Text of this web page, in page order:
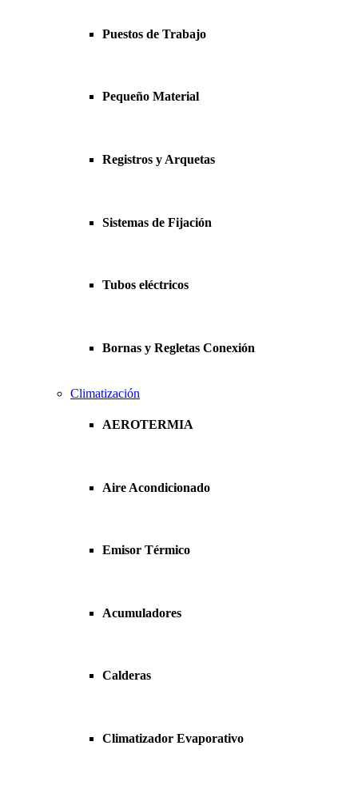
Puestos de Trabajo
Pequeño Material
Registros y Arquetas
Sistemas de Fijación
Tubos eléctricos
Bornas y Regletas Conexión
Climatización
AEROTERMIA
Aire Acondicionado
Emisor Térmico
Acumuladores
Calderas
Climatizador Evaporativo